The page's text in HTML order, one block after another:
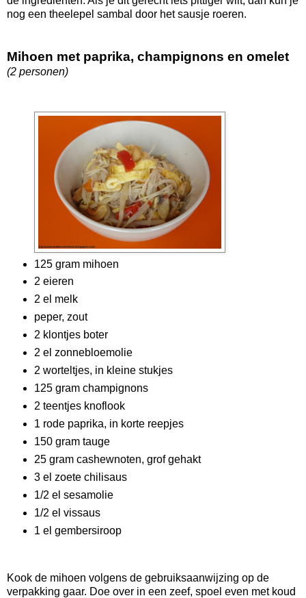
nog een theelepel sambal door het sausje roeren.
Mihoen met paprika, champignons en omelet
(2 personen)
125 gram mihoen
2 eieren
2 el melk
peper, zout
2 klontjes boter
2 el zonnebloemolie
2 worteltjes, in kleine stukjes
125 gram champignons
2 teentjes knoflook
1 rode paprika, in korte reepjes
150 gram tauge
25 gram cashewnoten, grof gehakt
3 el zoete chilisaus
1/2 el sesamolie
1/2 el vissaus
1 el gembersiroop
Kook de mihoen volgens de gebruiksaanwijzing op de
verpakking gaar. Doe over in een zeef, spoel even met koud